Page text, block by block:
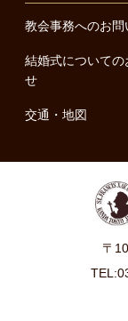
教会事務へのお問
結婚式についての
せ
交通・地図
〒